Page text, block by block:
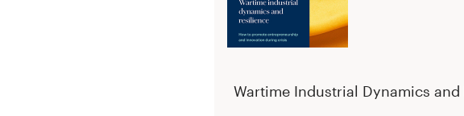
Wartime Industrial Dynamics and